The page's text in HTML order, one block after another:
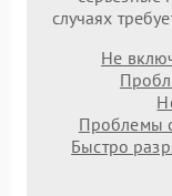
случаях
Не
Проблемы
Быстро